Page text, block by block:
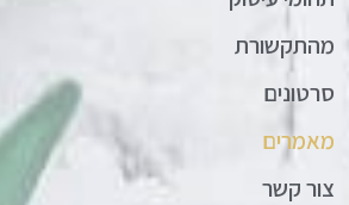
מהתקשורת
סרטונים
מאמרים
צור קשר